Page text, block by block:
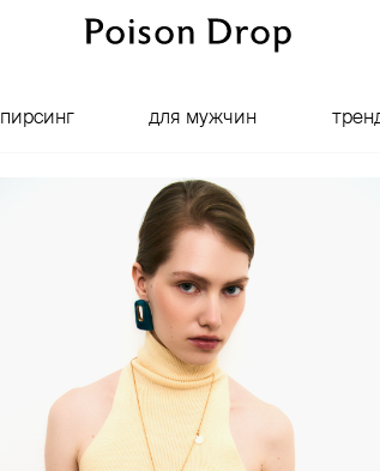
пирсинг для мужчин